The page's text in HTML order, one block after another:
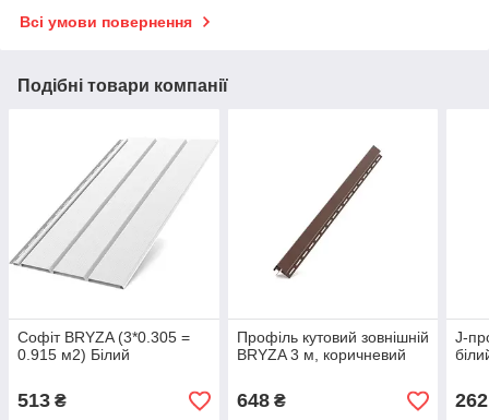
Всі умови повернення
Подібні товари компанії
Софіт BRYZA (3*0.305 =
0.915 м2) Білий
513 ₴
Профіль кутовий зовнішній
BRYZA 3 м, коричневий
648₴
J-
262